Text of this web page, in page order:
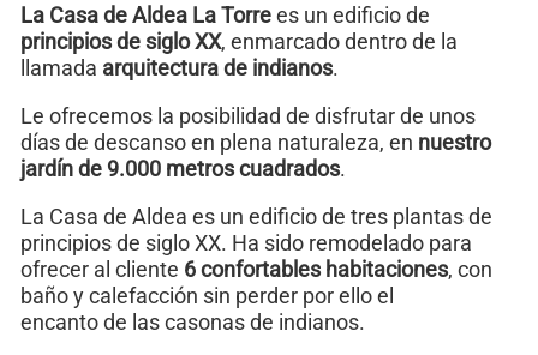
La Casa de Aldea La Torrees un edificio de
principios de siglo XX, enmarcado dentro de la
llamada arquitectura de indianos.
Le ofrecemos la posibilidad de disfrutar de unos
días de descanso en plena naturaleza, en nuestro
jardín de 9.000 metros cuadrados.
La Casa de Aldea es un edificio de tres plantas de
principios de siglo XX. Ha sido remodelado para
ofrecer al cliente 6 confortables habitaciones, con
baño y calefacción sin perder por ello el
encanto de las casonas de indianos.